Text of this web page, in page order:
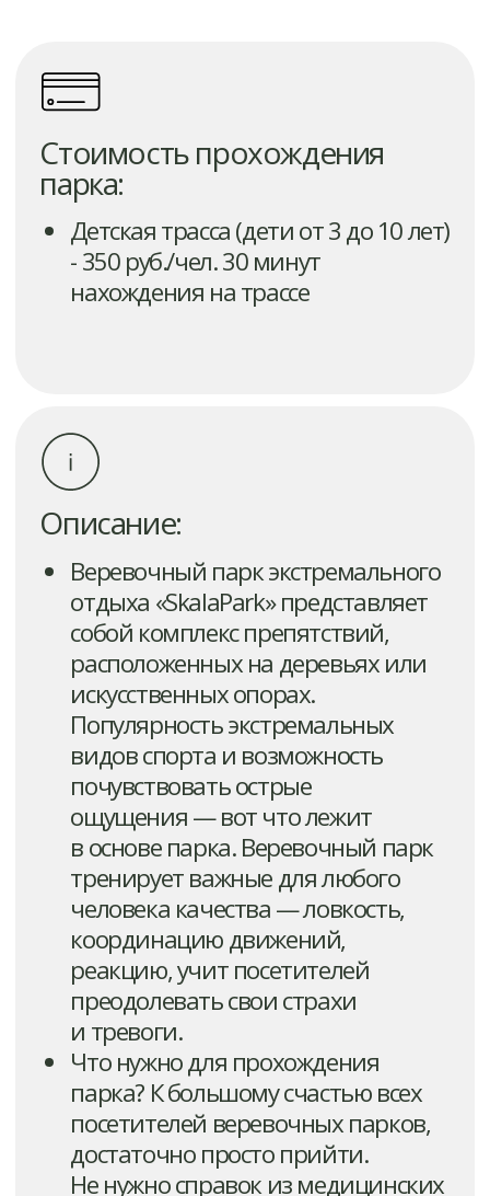
оборудования — нужно лишь
желание и решимость. Мы рады
видеть всех и каждого!
Для нас приоритетом является
безопасность посетителей.
Страховочная система, каждый
элемент которой рассчитан
на нагрузку до 2-х тонн, опытные
инструкторы и подробный
инструктаж гарантируют Вашу
безопасность.
Если Вы задумались о том, как
идеальное решение!
Наш веревочный парк ―
отличное место для проведения
корпоративного отдыха,
тимбилдинга.
на базе Спортивно-
оздоровительного центра им. В.
Терешковой (г. Курск, урочище
Солянка, д. 16). В инфраструктуре
парка имеется детская трасса
на высоте 1 метр
и шестиметровый скалодром
с тремя дорожками сложности.
Позвонить
А-фреймы
Домики
Спортивные площадки
отдых
Лагерь